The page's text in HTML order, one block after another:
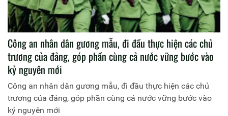
Công an nhân dân gương mẫu, đi đầu thực hiện các chủ
trương của đảng, góp phần cùng cả nước vững bước vào
kỷ nguyên mới
Công an nhân dân gương mẫu, đi đầu thực hiện các chủ
trương của đảng, góp phần cùng cả nước vững bước vào
kỷ nguyên mới